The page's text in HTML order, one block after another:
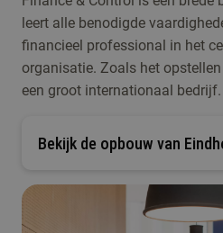
leert alle benodigde
financieel professional in het
organisatie. Zoals het
een groot internationaal bedrijf.
Bekijk de opbouw van